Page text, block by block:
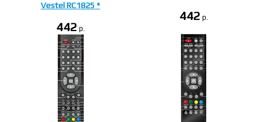
Vestel RC1825 *
442 p.
442 p.